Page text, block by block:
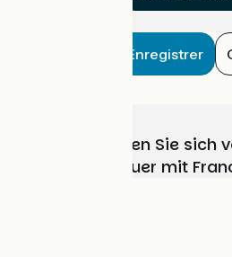
Enregistrer
Wählen, bereiten Sie sich
Ihr Radabenteuer mit